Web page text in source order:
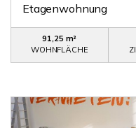
Etagenwohnung
91,25 m²
WOHNFLÄCHE